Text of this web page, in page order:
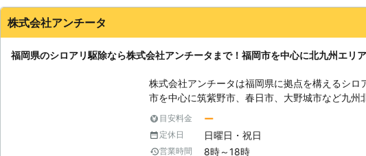
っている私達が、調査も、その後万が一の再発生
北海道 函館市 2016年11月30日
株式会社アンチータ
福岡県のシロアリ駆除なら株式会社アンチータまで！福岡市を中心に北九州エリ
株式会社アンチータは福岡県に拠点を構えるシロ
市を中心に筑紫野市、春日市、大野城市など九州
ります。 1981年の設立以来、多くのお客様にご
者としてお客様のご依頼をお待ちしております。 <しろあり防除施工士在
籍！住まいに根付くシロアリを徹底駆除> アンチ
目安料金 ー
定休日 日曜日・祝日
営業時間 8時～18時